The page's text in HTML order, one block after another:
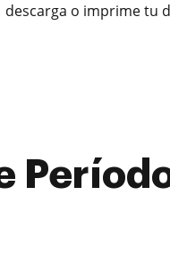
descarga o imprime tu